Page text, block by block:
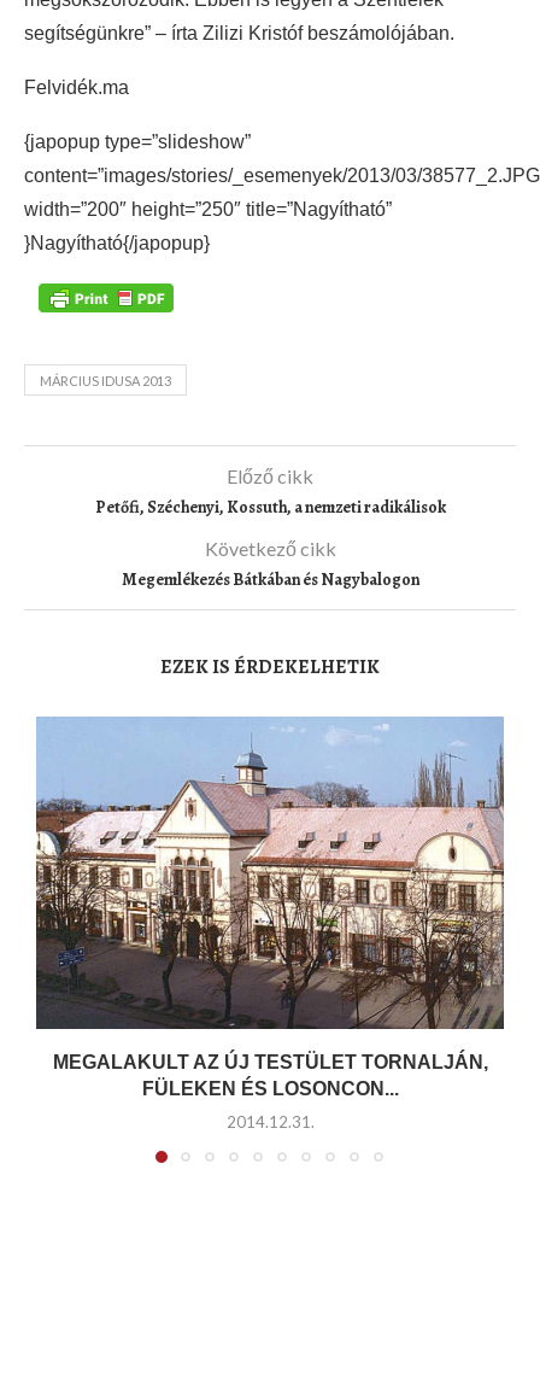
segítségünkre” – írta Zilizi Kristóf beszámolójában.
Felvidék.ma
{japopup type=”slideshow”
content=”images/stories/_esemenyek/2013/03/
width=”200″ height=”250″ title=”Nagyítható”
}Nagyítható{/japopup}
MÁRCIUS IDUSA 2013
Előző cikk
Petőfi, Széchenyi, Kossuth, a nemzeti radikálisok
Következő cikk
Megemlékezés Bátkában és Nagybalogon
EZEK IS ÉRDEKELHETIK
MEGALAKULT AZ ÚJ TESTÜLET TORNALJÁN,
FÜLEKEN ÉS LOSONCON...
2014.12.31.